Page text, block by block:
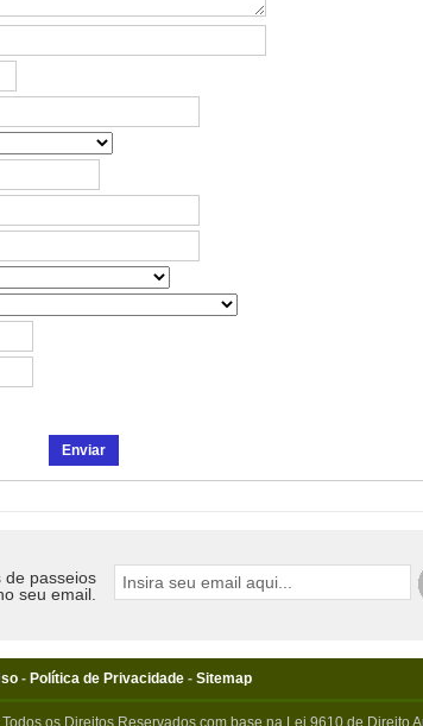
de passeios
seu email.
- Política de Privacidade - Sitemap
os Direitos Reservados com base na Lei 9610 de Direito